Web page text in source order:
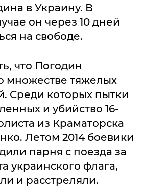
в Украину. В
он через 10 дней
на свободе.
что Погодин
множестве тяжелых
Среди которых пытки
и убийство 16-
из Краматорска
Летом 2014 боевики
парня с поезда за
украинского флага,
и расстреляли.